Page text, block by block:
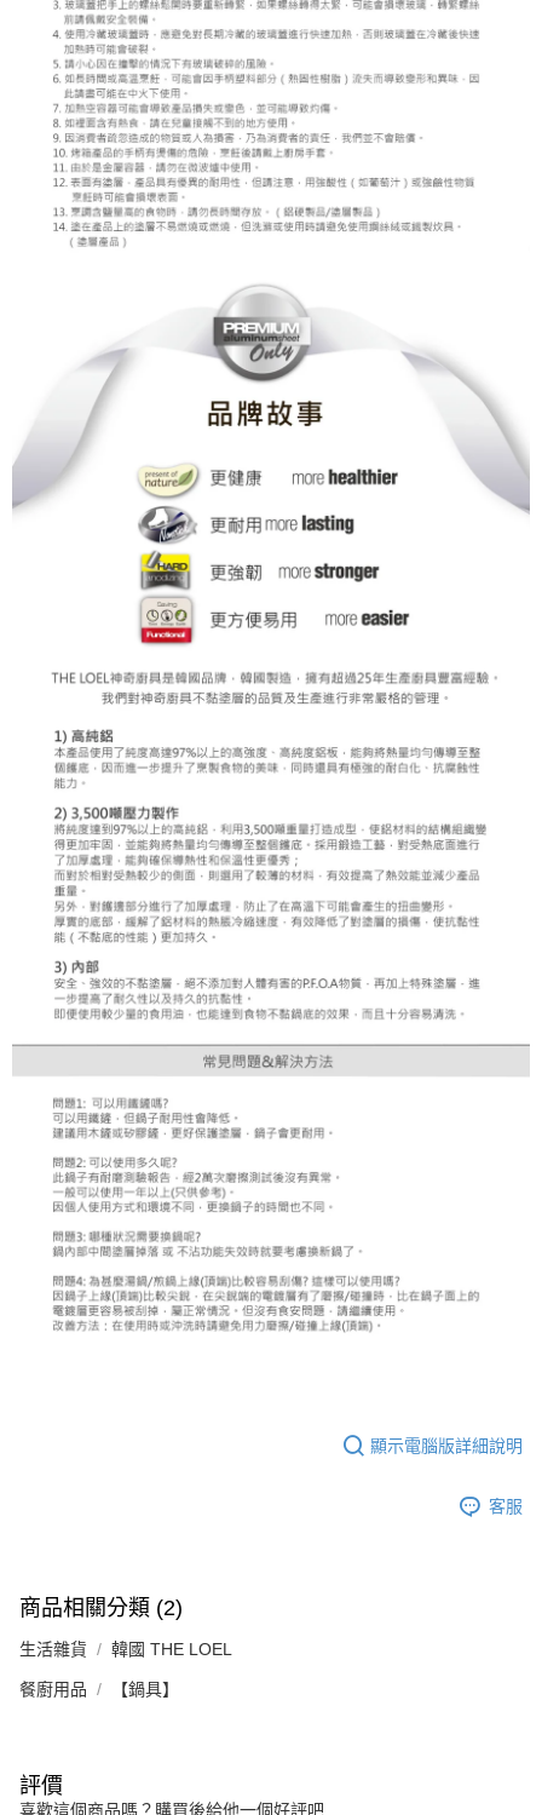
顯示電腦版詳細說明
客服
商品相關分類 (2)
生活雜貨 韓國 THE LOEL
餐廚用品 【鍋具】
評價
喜歡這個商品嗎？購買後給他一個好評吧